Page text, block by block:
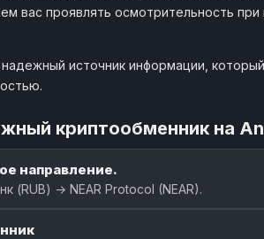
вас проявлять осмотрительность
источник информации,
криптообменник на
направление.
(RUB) → NEAR Protocol (NEAR).